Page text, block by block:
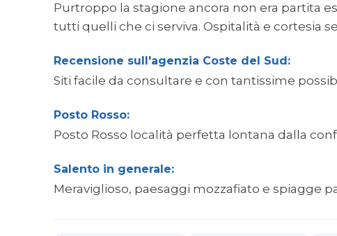
Purtroppo la stagione ancora non era partita
tutti quelli che ci serviva. Ospitalità e cortesia
Recensione sull'agenzia Coste del Sud:
Siti facile da consultare e con tantissime
Posto Rosso:
Posto Rosso località perfetta lontana dalla
Salento in generale:
Meraviglioso, paesaggi mozzafiato e spiagge